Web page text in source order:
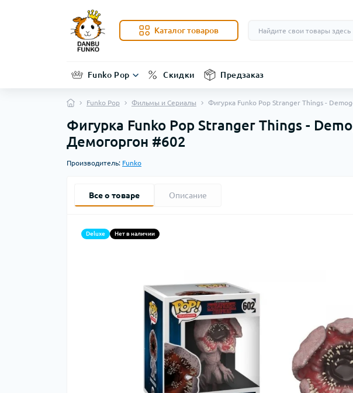
Каталог товаров
Funko Pop Скидки Предзаказ
Funko Pop Фильмы и Сериалы Фигурка Funko Pop Stranger Things -
Фигурка Funko Pop Stranger Things -
Демогоргон #602
Производитель: Funko
Все о товаре Описание
Deluxe Нет в наличии